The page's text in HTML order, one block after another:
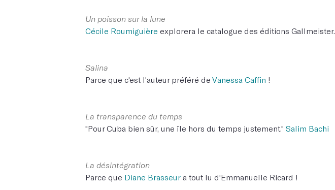
Un poisson sur la lune
Cécile Roumiguière explorera le catalogue des éditions Gallmeister.
Salina
Parce que c'est l'auteur préféré de Vanessa Caffin !
La transparence du temps
"Pour Cuba bien sûr, une île hors du temps justement." Salim Bachi
La désintégration
Parce que Diane Brasseur a tout lu d'Emmanuelle Ricard !